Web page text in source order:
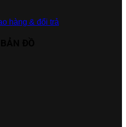
hàng & đổi trả